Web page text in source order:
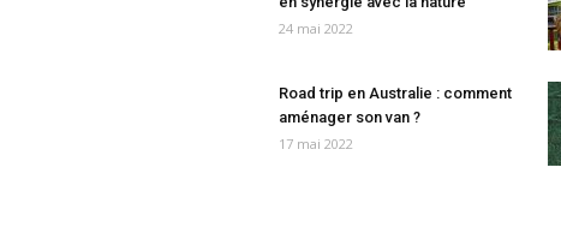
24 mai 2022
Road trip en Australie : comment
aménager son van ?
17 mai 2022